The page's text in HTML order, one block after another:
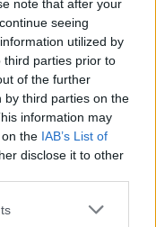
note that after your
seeing
utilized by
third parties prior to
of the further
by third parties on the
information may
the IAB’s List of
disclose it to other
all'aperto. Costruita
generali ed è pronta
commerciale di 210 m²
per chi cerca
comfort tutto l'anno.
che combina
informazioni!